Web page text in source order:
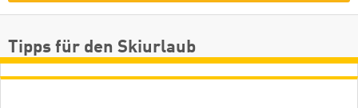
Tipps für den Skiurlaub